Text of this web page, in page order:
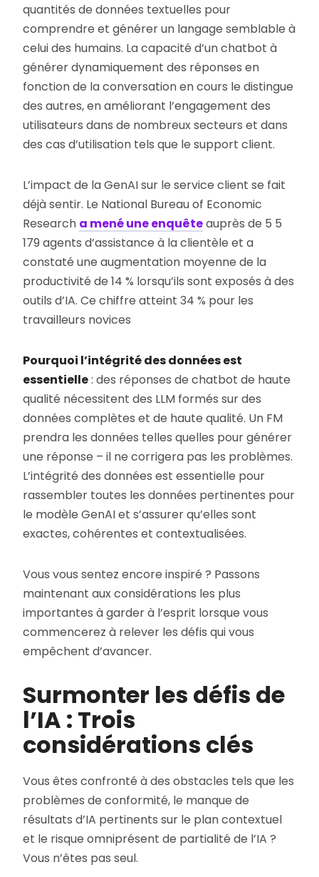
quantités de données textuelles pour
comprendre et générer un langage semblable à
celui des humains. La capacité d’un chatbot à
générer dynamiquement des réponses en
fonction de la conversation en cours le distingue
des autres, en améliorant l’engagement des
utilisateurs dans de nombreux secteurs et dans
des cas d’utilisation tels que le support client.
L’impact de la GenAI sur le service client se fait
déjà sentir. Le National Bureau of Economic
Research a mené une enquêteauprès de 5 5
179 agents d’assistance à la clientèle et a
constaté une augmentation moyenne de la
productivité de 14 % lorsqu’ils sont exposés à des
outils d’IA. Ce chiffre atteint 34 % pour les
travailleurs novices
Pourquoi l’intégrité des données est
essentielle: des réponses de chatbot de haute
qualité nécessitent des LLM formés sur des
données complètes et de haute qualité. Un FM
prendra les données telles quelles pour générer
une réponse – il ne corrigera pas les problèmes.
L’intégrité des données est essentielle pour
rassembler toutes les données pertinentes pour
le modèle GenAI et s’assurer qu’elles sont
exactes, cohérentes et contextualisées.
Vous vous sentez encore inspiré ? Passons
maintenant aux considérations les plus
importantes à garder à l’esprit lorsque vous
commencerez à relever les défis qui vous
empêchent d’avancer.
Surmonter les défis de
l’IA : Trois
considérations clés
Vous êtes confronté à des obstacles tels que les
problèmes de conformité, le manque de
résultats d’IA pertinents sur le plan contextuel
et le risque omniprésent de partialité de l’IA ?
Vous n’êtes pas seul.